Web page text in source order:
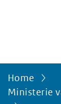
Home
Ministerie